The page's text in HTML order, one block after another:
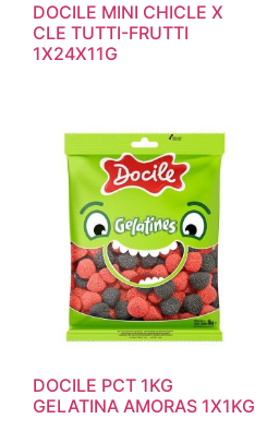
DOCILE MINI CHICLE X
CLE TUTTI-FRUTTI
1X24X11G
DOCILE PCT 1KG
GELATINA AMORAS 1X1KG